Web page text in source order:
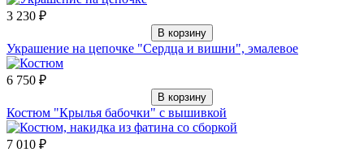
3 230 ₽
В корзину
Украшение на цепочке "Сердца и вишни", эмалевое
6 750 ₽
В корзину
Костюм "Крылья бабочки" с вышивкой
7 010 ₽